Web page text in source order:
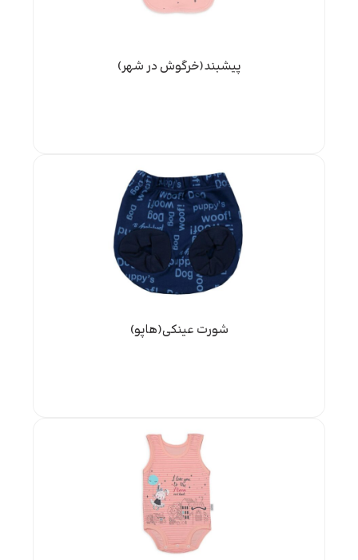
پیشبند(خرگوش در شهر)
شورت عینکی(هاپو)